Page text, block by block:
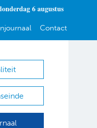
6 augustus
Contact